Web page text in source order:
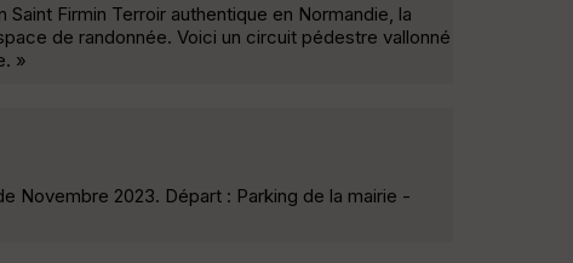
Firmin Terroir authentique en Normandie, la
de randonnée. Voici un circuit pédestre vallonné
»
Novembre 2023. Départ : Parking de la mairie -